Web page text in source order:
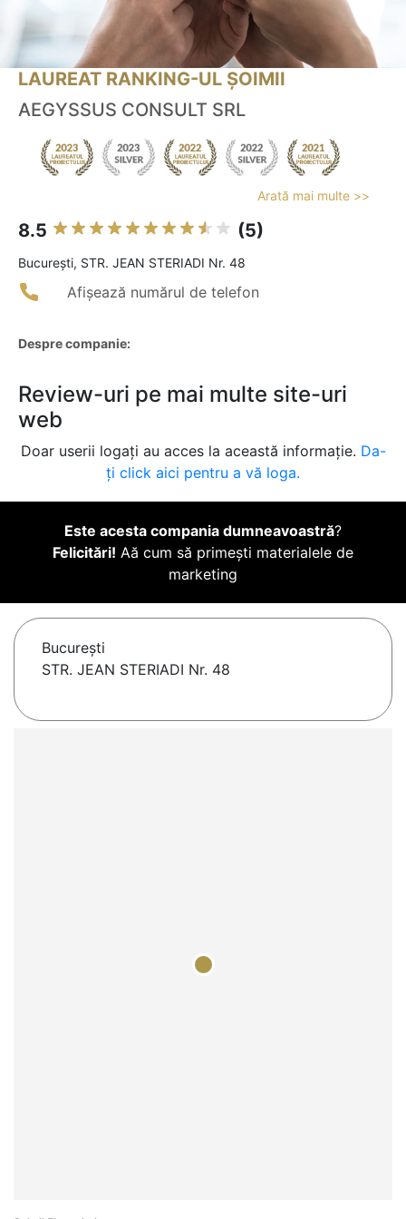
LAUREAT RANKING-UL ȘOIMII
AEGYSSUS CONSULT SRL
Arată mai multe >>
8.5 (5)
Bucureşti, STR. JEAN STERIADI Nr. 48
Afișează numărul de telefon
Despre companie:
Review-uri pe mai multe site-uri
web
Doar userii logați au acces la această informație. Da-
ți click aici pentru a vă loga.
Este acesta compania dumneavoastră?
Felicitări! Aă cum să primești materialele de
marketing
Bucureşti
STR. JEAN STERIADI Nr. 48